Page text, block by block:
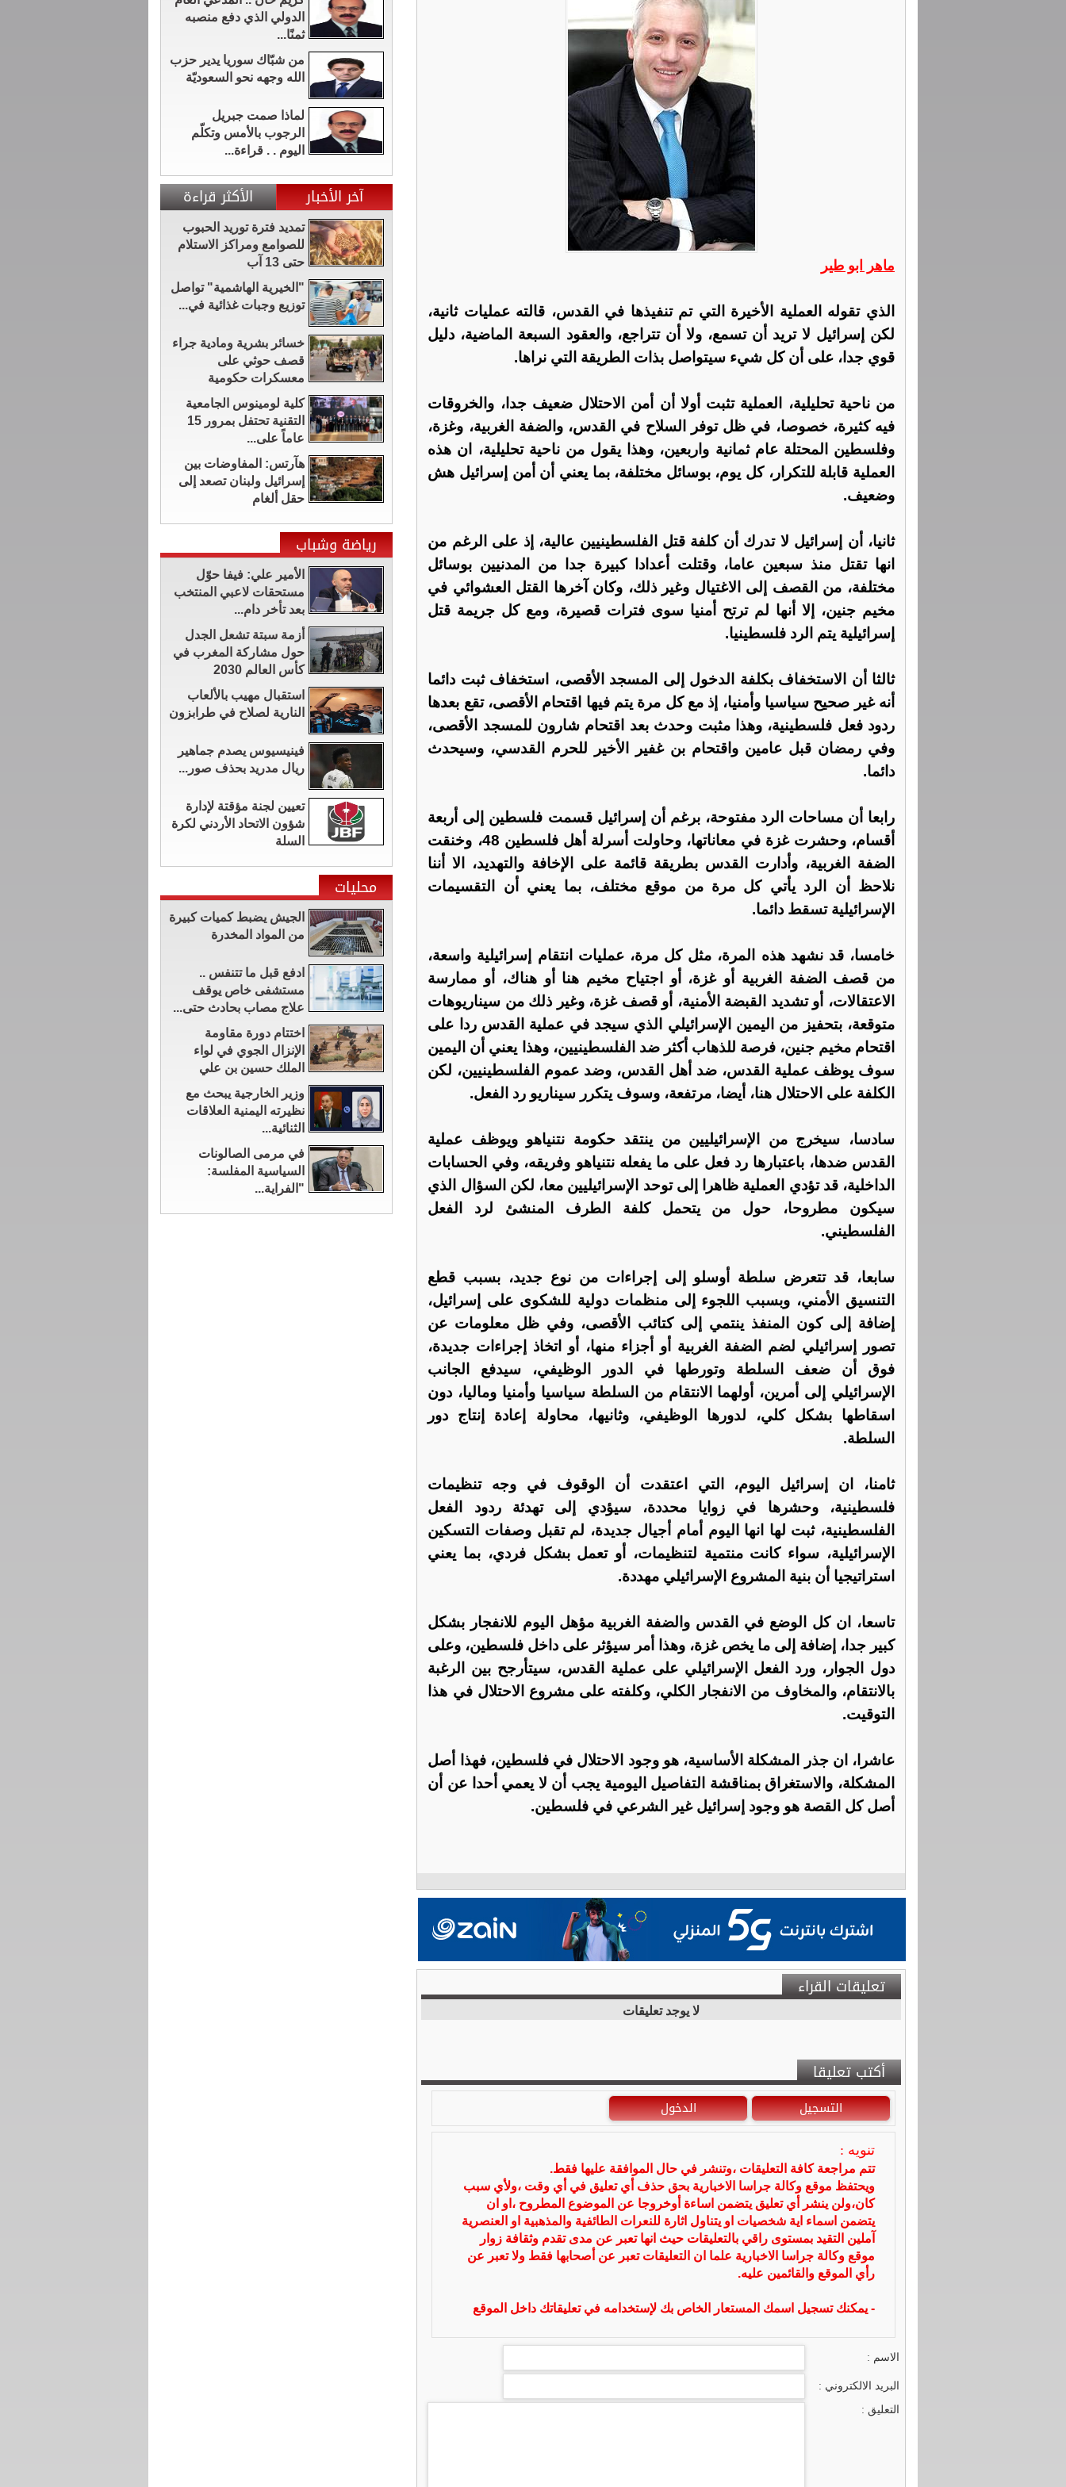
ماهر ابو طير
الذي تقوله العملية الأخيرة التي تم تنفيذها في القدس، قالته عمليات ثانية،
لكن إسرائيل لا تريد أن تسمع، ولا أن تتراجع، والعقود السبعة الماضية، دليل
قوي جدا، على أن كل شيء سيتواصل بذات الطريقة التي نراها.
من ناحية تحليلية، العملية تثبت أولا أن أمن الاحتلال ضعيف جدا، والخروقات
فيه كثيرة، خصوصا، في ظل توفر السلاح في القدس، والضفة الغربية، وغزة،
وفلسطين المحتلة عام ثمانية واربعين، وهذا يقول من ناحية تحليلية، ان هذه
العملية قابلة للتكرار، كل يوم، بوسائل مختلفة، بما يعني أن أمن إسرائيل هش
وضعيف.
ثانيا، أن إسرائيل لا تدرك أن كلفة قتل الفلسطينيين عالية، إذ على الرغم من
انها تقتل منذ سبعين عاما، وقتلت أعدادا كبيرة جدا من المدنيين بوسائل
مختلفة، من القصف إلى الاغتيال وغير ذلك، وكان آخرها القتل العشوائي في
مخيم جنين، إلا أنها لم ترتح أمنيا سوى فترات قصيرة، ومع كل جريمة قتل
إسرائيلية يتم الرد فلسطينيا.
ثالثا أن الاستخفاف بكلفة الدخول إلى المسجد الأقصى، استخفاف ثبت دائما
أنه غير صحيح سياسيا وأمنيا، إذ مع كل مرة يتم فيها اقتحام الأقصى، تقع بعدها
ردود فعل فلسطينية، وهذا مثبت وحدث بعد اقتحام شارون للمسجد الأقصى،
وفي رمضان قبل عامين واقتحام بن غفير الأخير للحرم القدسي، وسيحدث
دائما.
رابعا أن مساحات الرد مفتوحة، برغم أن إسرائيل قسمت فلسطين إلى أربعة
أقسام، وحشرت غزة في معاناتها، وحاولت أسرلة أهل فلسطين 48، وخنقت
الضفة الغربية، وأدارت القدس بطريقة قائمة على الإخافة والتهديد، الا أننا
نلاحظ أن الرد يأتي كل مرة من موقع مختلف، بما يعني أن التقسيمات
الإسرائيلية تسقط دائما.
خامسا، قد نشهد هذه المرة، مثل كل مرة، عمليات انتقام إسرائيلية واسعة،
من قصف الضفة الغربية أو غزة، أو اجتياح مخيم هنا أو هناك، أو ممارسة
الاعتقالات، أو تشديد القبضة الأمنية، أو قصف غزة، وغير ذلك من سيناريوهات
متوقعة، بتحفيز من اليمين الإسرائيلي الذي سيجد في عملية القدس ردا على
اقتحام مخيم جنين، فرصة للذهاب أكثر ضد الفلسطينيين، وهذا يعني أن اليمين
سوف يوظف عملية القدس، ضد أهل القدس، وضد عموم الفلسطينيين، لكن
الكلفة على الاحتلال هنا، أيضا، مرتفعة، وسوف يتكرر سيناريو رد الفعل.
سادسا، سيخرج من الإسرائيليين من ينتقد حكومة نتنياهو ويوظف عملية
القدس ضدها، باعتبارها رد فعل على ما يفعله نتنياهو وفريقه، وفي الحسابات
الداخلية، قد تؤدي العملية ظاهرا إلى توحد الإسرائيليين معا، لكن السؤال الذي
سيكون مطروحا، حول من يتحمل كلفة الطرف المنشئ لرد الفعل
الفلسطيني.
سابعا، قد تتعرض سلطة أوسلو إلى إجراءات من نوع جديد، بسبب قطع
التنسيق الأمني، وبسبب اللجوء إلى منظمات دولية للشكوى على إسرائيل،
إضافة إلى كون المنفذ ينتمي إلى كتائب الأقصى، وفي ظل معلومات عن
تصور إسرائيلي لضم الضفة الغربية أو أجزاء منها، أو اتخاذ إجراءات جديدة،
فوق أن ضعف السلطة وتورطها في الدور الوظيفي، سيدفع الجانب
الإسرائيلي إلى أمرين، أولهما الانتقام من السلطة سياسيا وأمنيا وماليا، دون
اسقاطها بشكل كلي، لدورها الوظيفي، وثانيها، محاولة إعادة إنتاج دور
السلطة.
ثامنا، ان إسرائيل اليوم، التي اعتقدت أن الوقوف في وجه تنظيمات
فلسطينية، وحشرها في زوايا محددة، سيؤدي إلى تهدئة ردود الفعل
الفلسطينية، ثبت لها انها اليوم أمام أجيال جديدة، لم تقبل وصفات التسكين
الإسرائيلية، سواء كانت منتمية لتنظيمات، أو تعمل بشكل فردي، بما يعني
استراتيجيا أن بنية المشروع الإسرائيلي مهددة.
تاسعا، ان كل الوضع في القدس والضفة الغربية مؤهل اليوم للانفجار بشكل
كبير جدا، إضافة إلى ما يخص غزة، وهذا أمر سيؤثر على داخل فلسطين، وعلى
دول الجوار، ورد الفعل الإسرائيلي على عملية القدس، سيتأرجح بين الرغبة
بالانتقام، والمخاوف من الانفجار الكلي، وكلفته على مشروع الاحتلال في هذا
التوقيت.
عاشرا، ان جذر المشكلة الأساسية، هو وجود الاحتلال في فلسطين، فهذا أصل
المشكلة، والاستغراق بمناقشة التفاصيل اليومية يجب أن لا يعمي أحدا عن أن
أصل كل القصة هو وجود إسرائيل غير الشرعي في فلسطين.
تعليقات القراء
لا يوجد تعليقات
أكتب تعليقا
التسجيل الدخول
تنويه :
تتم مراجعة كافة التعليقات ،وتنشر في حال الموافقة عليها فقط.
ويحتفظ موقع وكالة جراسا الاخبارية بحق حذف أي تعليق في أي وقت ،ولأي سبب
كان،ولن ينشر أي تعليق يتضمن اساءة أوخروجا عن الموضوع المطروح ،او ان
يتضمن اسماء اية شخصيات او يتناول اثارة للنعرات الطائفية والمذهبية او العنصرية
آملين التقيد بمستوى راقي بالتعليقات حيث انها تعبر عن مدى تقدم وثقافة زوار
موقع وكالة جراسا الاخبارية علما ان التعليقات تعبر عن أصحابها فقط ولا تعبر عن
رأي الموقع والقائمين عليه.
- يمكنك تسجيل اسمك المستعار الخاص بك لإستخدامه في تعليقاتك داخل الموقع
الاسم :
البريد الالكتروني :
التعليق :
الدولي الذي دفع منصبه
ثمنًا...
من شبّاك سوريا يدير حزب
الله وجهه نحو السعوديّة
لماذا صمت جبريل
الرجوب بالأمس وتكلّم
اليوم . . قراءة...
آخر الأخبار الأكثر قراءة
تمديد فترة توريد الحبوب
للصوامع ومراكز الاستلام
حتى 13 آب
"الخيرية الهاشمية" تواصل
توزيع وجبات غذائية في...
خسائر بشرية ومادية جراء
قصف حوثي على
معسكرات حكومية
كلية لومينوس الجامعية
التقنية تحتفل بمرور 15
عاماً على...
هآرتس: المفاوضات بين
إسرائيل ولبنان تصعد إلى
حقل ألغام
رياضة وشباب
الأمير علي: فيفا حوّل
مستحقات لاعبي المنتخب
بعد تأخر دام...
أزمة سبتة تشعل الجدل
حول مشاركة المغرب في
كأس العالم 2030
استقبال مهيب بالألعاب
النارية لصلاح في طرابزون
فينيسيوس يصدم جماهير
ريال مدريد بحذف صور...
تعيين لجنة مؤقتة لإدارة
شؤون الاتحاد الأردني لكرة
السلة
محليات
الجيش يضبط كميات كبيرة
من المواد المخدرة
ادفع قبل ما تتنفس ..
مستشفى خاص يوقف
علاج مصاب بحادث حتى...
اختتام دورة مقاومة
الإنزال الجوي في لواء
الملك حسين بن علي
وزير الخارجية يبحث مع
نظيرته اليمنية العلاقات
الثنائية...
في مرمى الصالونات
السياسية المفلسة:
"الفراية...